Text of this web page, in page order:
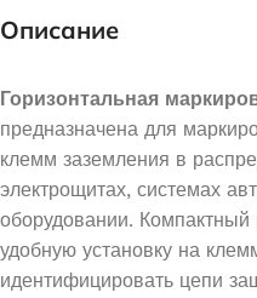
Описание
Горизонтальная
предназначена для
клемм заземления в
электрощитах, системах
оборудовании.
удобную установку на
идентифицировать цепи